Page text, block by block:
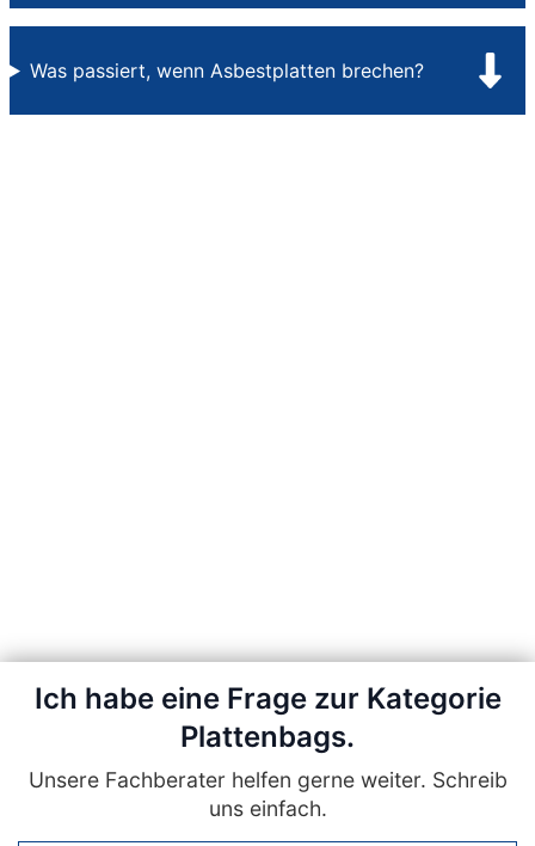
Was passiert, wenn Asbestplatten brechen?
Ich habe eine Frage zur Kategorie
Plattenbags.
Unsere Fachberater helfen gerne weiter. Schreib
uns einfach.